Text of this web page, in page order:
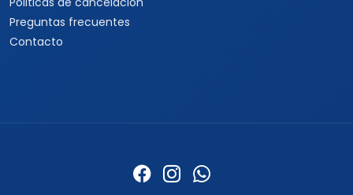
Preguntas frecuentes
Contacto